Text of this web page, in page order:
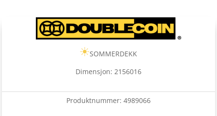
SOMMERDEKK
Dimensjon: 2156016
Produktnummer: 4989066